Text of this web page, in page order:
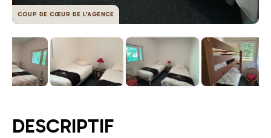
COUP DE CŒUR DE L'AGENCE
DESCRIPTIF